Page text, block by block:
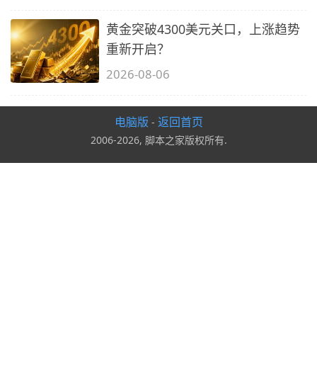
黄金突破4300美元关口，上涨趋势
重新开启？
2026-08-06
电脑版 - 返回首页
2006-2026, 脚本之家版权所有.